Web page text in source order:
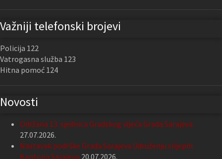
Važniji telefonski brojevi
Policija 122
Vatrogasna služba 123
Hitna pomoć 124
Novosti
Održana 13. sjednica Gradskog vijeća Grada Sarajeva
27.07.2026.
Nastavak podrške Grada Sarajeva Udruženju slijepih
Kantona Sarajevo 20.07.2026.